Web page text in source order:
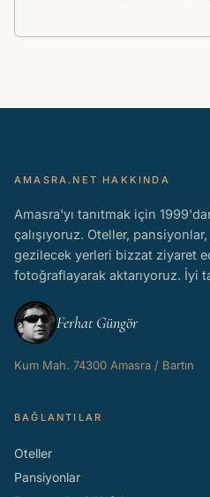
AMASRA.NET HAKKINDA
Amasra'yı tanıtmak için
çalışıyoruz. Oteller,
gezilecek yerleri bizzat ziyaret
fotoğraflayarak aktarıyoruz. İyi
Ferhat Güngör
Kum Mah. 74300 Amasra / Bartın
BAĞLANTILAR
Oteller
Pansiyonlar